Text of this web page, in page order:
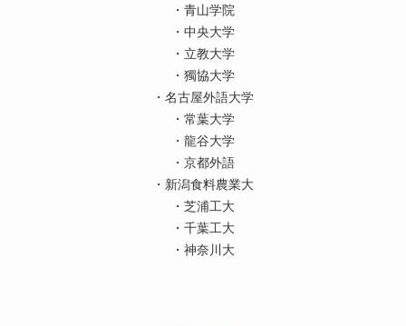
・青山学院
・中央大学
・立教大学
・獨協大学
・名古屋外語大学
・常葉大学
・龍谷大学
・京都外語
・新潟食料農業大
・芝浦工大
・千葉工大
・神奈川大